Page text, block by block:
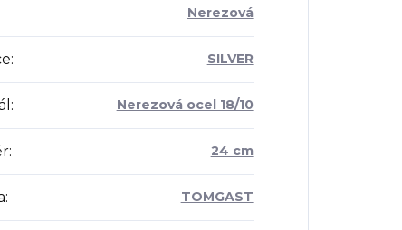
Nerezová
: SILVER
: Nerezová ocel 18/10
: 24 cm
: TOMGAST